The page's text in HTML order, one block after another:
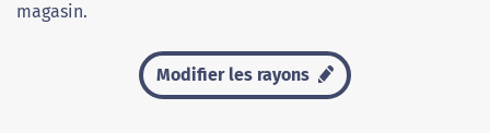
magasin.
Modifier les rayons